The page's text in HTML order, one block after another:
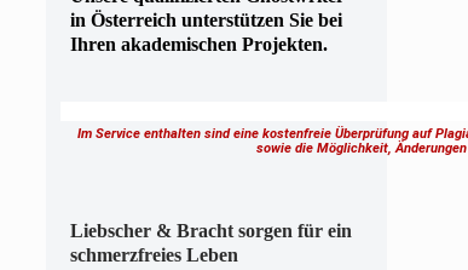
in Österreich unterstützen Sie bei
Ihren akademischen Projekten.
Im Service enthalten sind eine kostenfreie Überprüfung auf
sowie die Möglichkeit,
Liebscher & Bracht sorgen für ein
schmerzfreies Leben